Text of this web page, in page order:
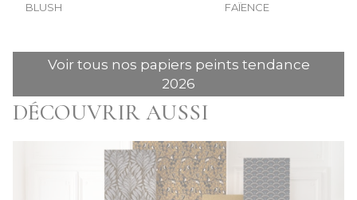
BLUSH
FAÏENCE
Voir tous nos papiers peints tendance
2026
DÉCOUVRIR AUSSI